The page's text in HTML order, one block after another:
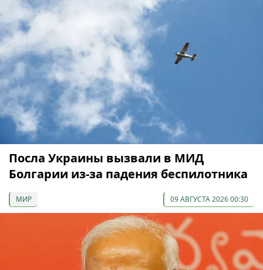
Посла Украины вызвали в МИД
Болгарии из-за падения беспилотника
МИР 09 АВГУСТА 2026 00:30